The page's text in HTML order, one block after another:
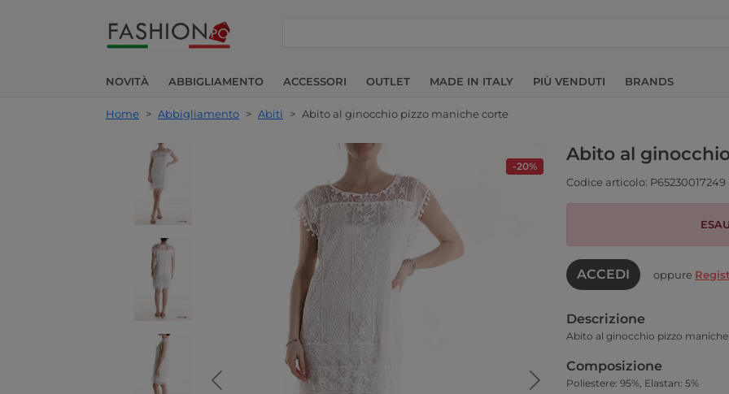
NOVITÀ ABBIGLIAMENTO ACCESSORI OUTLET MADE IN ITALY PIÙ VENDUTI BRANDS
Home > Abbigliamento > Abiti > Abito al ginocchio pizzo maniche corte
-20%
Abito al
Codice articolo: P65230017249
ACCEDI oppure
Descrizione
Abito al ginocchio pizzo
Composizione
Poliestere: 95%, Elastan: 5%